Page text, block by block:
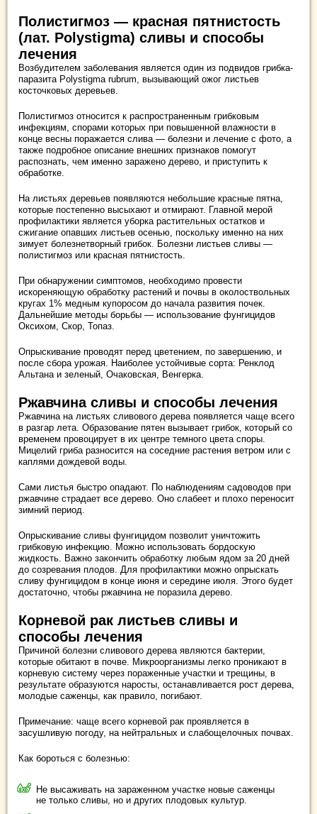
Полистигмоз — красная пятнистость
(лат. Polystigma) сливы и способы
лечения
Возбудителем заболевания является один из подвидов грибка-
паразита Polystigma rubrum, вызывающий ожог листьев
косточковых деревьев.
Полистигмоз относится к распространенным грибковым
инфекциям, спорами которых при повышенной влажности в
конце весны поражается слива — болезни и лечение с фото, а
также подробное описание внешних признаков помогут
распознать, чем именно заражено дерево, и приступить к
обработке.
На листьях деревьев появляются небольшие красные пятна,
которые постепенно высыхают и отмирают. Главной мерой
профилактики является уборка растительных остатков и
сжигание опавших листьев осенью, поскольку именно на них
зимует болезнетворный грибок. Болезни листьев сливы —
полистигмоз или красная пятнистость.
При обнаружении симптомов, необходимо провести
искореняющую обработку растений и почвы в околоствольных
кругах 1% медным купоросом до начала развития почек.
Дальнейшие методы борьбы — использование фунгицидов
Оксихом, Скор, Топаз.
Опрыскивание проводят перед цветением, по завершению, и
после сбора урожая. Наиболее устойчивые сорта: Ренклод
Альтана и зеленый, Очаковская, Венгерка.
Ржавчина сливы и способы лечения
Ржавчина на листьях сливового дерева появляется чаще всего
в разгар лета. Образование пятен вызывает грибок, который со
временем провоцирует в их центре темного цвета споры.
Мицелий гриба разносится на соседние растения ветром или с
каплями дождевой воды.
Сами листья быстро опадают. По наблюдениям садоводов при
ржавчине страдает все дерево. Оно слабеет и плохо переносит
зимний период.
Опрыскивание сливы фунгицидом позволит уничтожить
грибковую инфекцию. Можно использовать бордоскую
жидкость. Важно закончить обработку любым ядом за 20 дней
до созревания плодов. Для профилактики можно опрыскать
сливу фунгицидом в конце июня и середине июля. Этого будет
достаточно, чтобы ржавчина не поразила дерево.
Корневой рак листьев сливы и
способы лечения
Причиной болезни сливового дерева являются бактерии,
которые обитают в почве. Микроорганизмы легко проникают в
корневую систему через пораженные участки и трещины, в
результате образуются наросты, останавливается рост дерева,
молодые саженцы, как правило, погибают.
Примечание: чаще всего корневой рак проявляется в
засушливую погоду, на нейтральных и слабощелочных почвах.
Как бороться с болезнью:
Не высаживать на зараженном участке новые саженцы
не только сливы, но и других плодовых культур.